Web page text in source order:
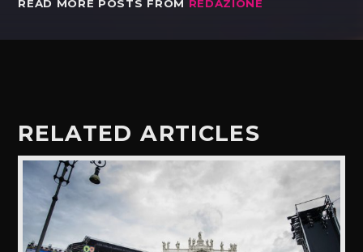
READ MORE POSTS FROM REDAZIONE
RELATED ARTICLES